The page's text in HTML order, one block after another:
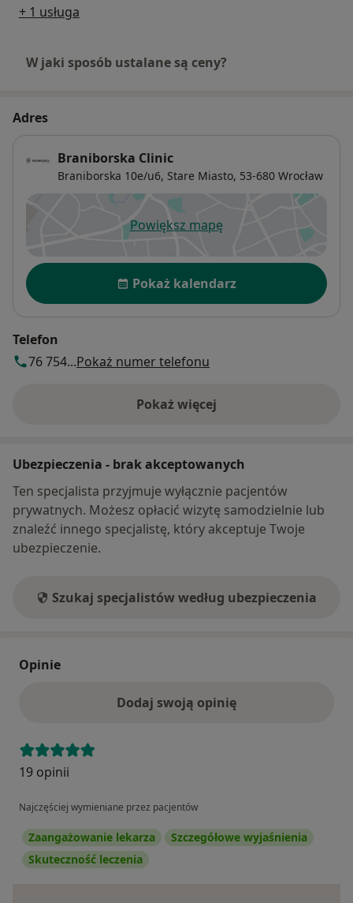
+ 1 usługa
W jaki sposób ustalane są ceny?
Adres
Braniborska Clinic
Braniborska 10e/u6, Stare Miasto, 53-680 Wrocław
Powiększ mapęotwiera się w nowej karcie
Dostępność
Pokaż kalendarz
Telefon
76 754...Pokaż numer telefonu
Pokaż więcej
o adresie
Ubezpieczenia - brak akceptowanych
Ten specjalista przyjmuje wyłącznie pacjentów
prywatnych. Możesz opłacić wizytę samodzielnie lub
znaleźć innego specjalistę, który akceptuje Twoje
ubezpieczenie.
Szukaj specjalistów według ubezpieczenia
Opinie
Dodaj swoją opinię
19 opinii
Najczęściej wymieniane przez pacjentów
Zaangażowanie lekarza
Szczegółowe wyjaśnienia
Skuteczność leczenia